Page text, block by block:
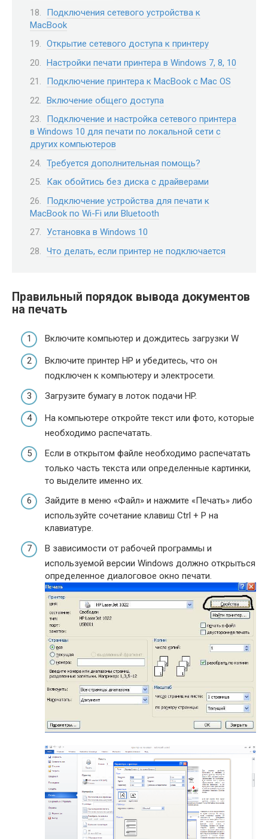
Подключения сетевого устройства к
MacBook
Открытие сетевого доступа к принтеру
Настройки печати принтера в Windows 7, 8, 10
Подключение принтера к MacBook с Mac OS
Включение общего доступа
Подключение и настройка сетевого принтера
в Windows 10 для печати по локальной сети c
других компьютеров
Требуется дополнительная помощь?
Как обойтись без диска с драйверами
Подключение устройства для печати к
MacBook по Wi-Fi или Bluetooth
Установка в Windows 10
Что делать, если принтер не подключается
Правильный порядок вывода документов
на печать
Включите компьютер и дождитесь загрузки W
Включите принтер HP и убедитесь, что он
подключен к компьютеру и электросети.
Загрузите бумагу в лоток подачи HP.
На компьютере откройте текст или фото, которые
необходимо распечатать.
Если в открытом файле необходимо распечатать
только часть текста или определенные картинки,
то выделите именно их.
Зайдите в меню «Файл» и нажмите «Печать» либо
используйте сочетание клавиш Ctrl + P на
клавиатуре.
В зависимости от рабочей программы и
используемой версии Windows должно открыться
определенное диалоговое окно печати.